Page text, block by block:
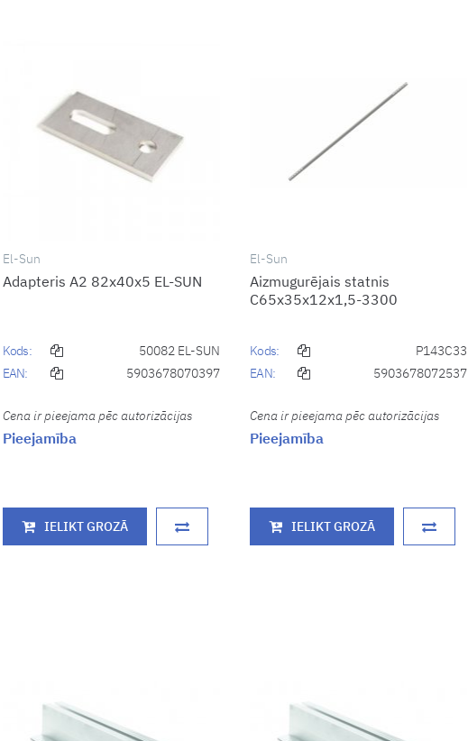
El-Sun
Adapteris A2 82x40x5 EL-SUN
Kods:
50082 EL-SUN
EAN:
5903678070397
Cena ir pieejama pēc autorizācijas
Pieejamība
IELIKT GROZĀ
El-Sun
Aizmugurējais statnis
C65x35x12x1,5-3300
Kods:
P143C33
EAN:
5903678072537
Cena ir pieejama pēc autorizācijas
Pieejamība
IELIKT GROZĀ